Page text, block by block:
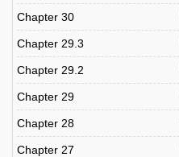
Chapter 30
Chapter 29.3
Chapter 29.2
Chapter 29
Chapter 28
Chapter 27